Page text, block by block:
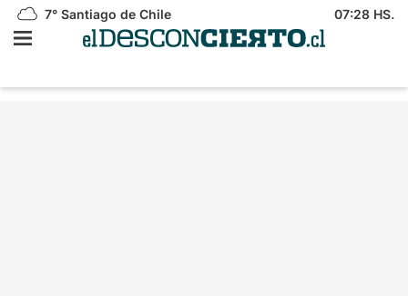
7° Santiago de Chile 07:28 HS.